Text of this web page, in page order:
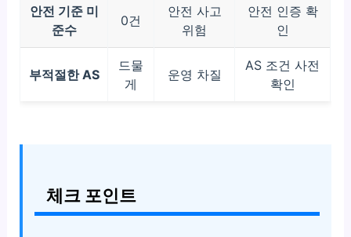
안전 기준 미
준수
0건
안전 사고
위험
안전 인증 확
인
부적절한 AS
드물
게
운영 차질
AS 조건 사전
확인
체크 포인트